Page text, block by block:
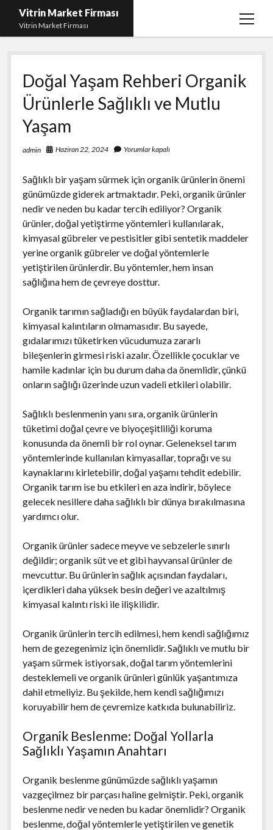
Vitrin Market Firması
Vitrin Market Firması
menüyü
En İyi Tumblr Takipçi Hilesi
iPhone için Instagram Gizli Hesap Görme
Liste
Reels Beğeni Yükleme Hilesi
Retweet Atma Hilesi Bedava
Doğal Yaşam Rehberi Organik
Ürünlerle Sağlıklı ve Mutlu
Yaşam
admin Haziran 22, 2024 Yorumlar kapalı
Sağlıklı bir yaşam sürmek için organik ürünlerin önemi
günümüzde giderek artmaktadır. Peki, organik ürünler
nedir ve neden bu kadar tercih ediliyor? Organik
ürünler, doğal yetiştirme yöntemleri kullanılarak,
kimyasal gübreler ve pestisitler gibi sentetik maddeler
yerine organik gübreler ve doğal yöntemlerle
yetiştirilen ürünlerdir. Bu yöntemler, hem insan
sağlığına hem de çevreye dosttur.
Organik tarımın sağladığı en büyük faydalardan biri,
kimyasal kalıntıların olmamasıdır. Bu sayede,
gıdalarımızı tüketirken vücudumuza zararlı
bileşenlerin girmesi riski azalır. Özellikle çocuklar ve
hamile kadınlar için bu durum daha da önemlidir, çünkü
onların sağlığı üzerinde uzun vadeli etkileri olabilir.
Sağlıklı beslenmenin yanı sıra, organik ürünlerin
tüketimi doğal çevre ve biyoçeşitliliği koruma
konusunda da önemli bir rol oynar. Geleneksel tarım
yöntemlerinde kullanılan kimyasallar, toprağı ve su
kaynaklarını kirletebilir, doğal yaşamı tehdit edebilir.
Organik tarım ise bu etkileri en aza indirir, böylece
gelecek nesillere daha sağlıklı bir dünya bırakılmasına
yardımcı olur.
Organik ürünler sadece meyve ve sebzelerle sınırlı
değildir; organik süt ve et gibi hayvansal ürünler de
mevcuttur. Bu ürünlerin sağlık açısından faydaları,
içerdikleri daha yüksek besin değeri ve azaltılmış
kimyasal kalıntı riski ile ilişkilidir.
Organik ürünlerin tercih edilmesi, hem kendi sağlığımız
hem de gezegenimiz için önemlidir. Sağlıklı ve mutlu bir
yaşam sürmek istiyorsak, doğal tarım yöntemlerini
desteklemeli ve organik ürünleri günlük yaşantımıza
dahil etmeliyiz. Bu şekilde, hem kendi sağlığımızı
koruyabilir hem de çevremize katkıda bulunabiliriz.
Organik Beslenme: Doğal Yollarla
Sağlıklı Yaşamın Anahtarı
Organik beslenme günümüzde sağlıklı yaşamın
vazgeçilmez bir parçası haline gelmiştir. Peki, organik
beslenme nedir ve neden bu kadar önemlidir? Organik
beslenme, doğal yöntemlerle yetiştirilen ve genetik